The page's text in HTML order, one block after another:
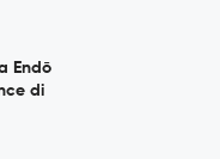
Endō
di